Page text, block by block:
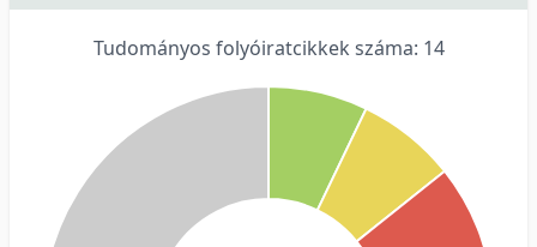
Tudományos folyóiratcikkek száma: 14